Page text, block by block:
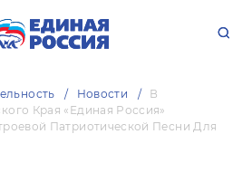
Новости
В
Края «Единая Россия»
Патриотической Песни Для